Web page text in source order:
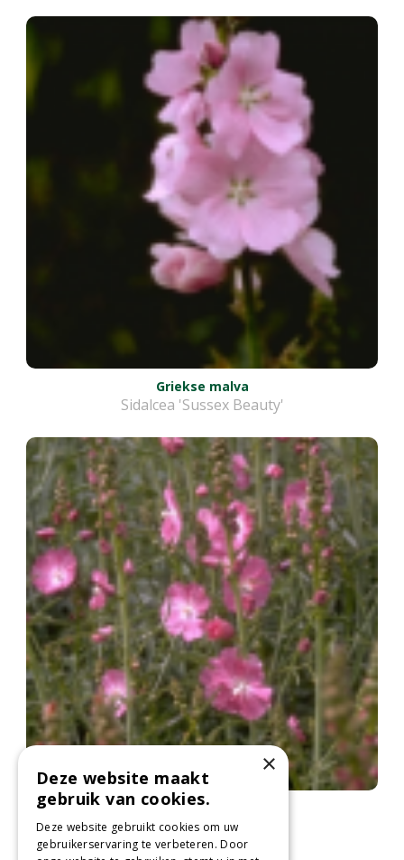
Griekse malva
Sidalcea 'Sussex Beauty'
Griekse malva
Sidalcea 'Rosy Gem'
×
Deze website maakt
gebruik van cookies.
Deze website gebruikt cookies om uw
gebruikerservaring te verbeteren. Door